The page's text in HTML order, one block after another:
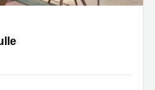
Neuilly-Sur-Seine